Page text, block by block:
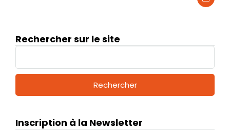
Rechercher sur le site
Inscription à la Newsletter